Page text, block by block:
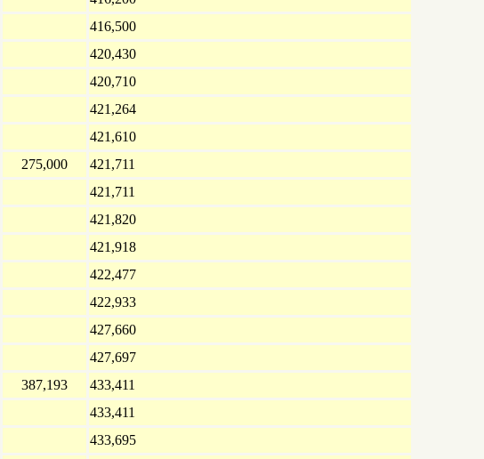
416,500
420,430
420,710
421,264
421,610
275,000 421,711
421,711
421,820
421,918
422,477
422,933
427,660
427,697
387,193 433,411
433,411
433,695